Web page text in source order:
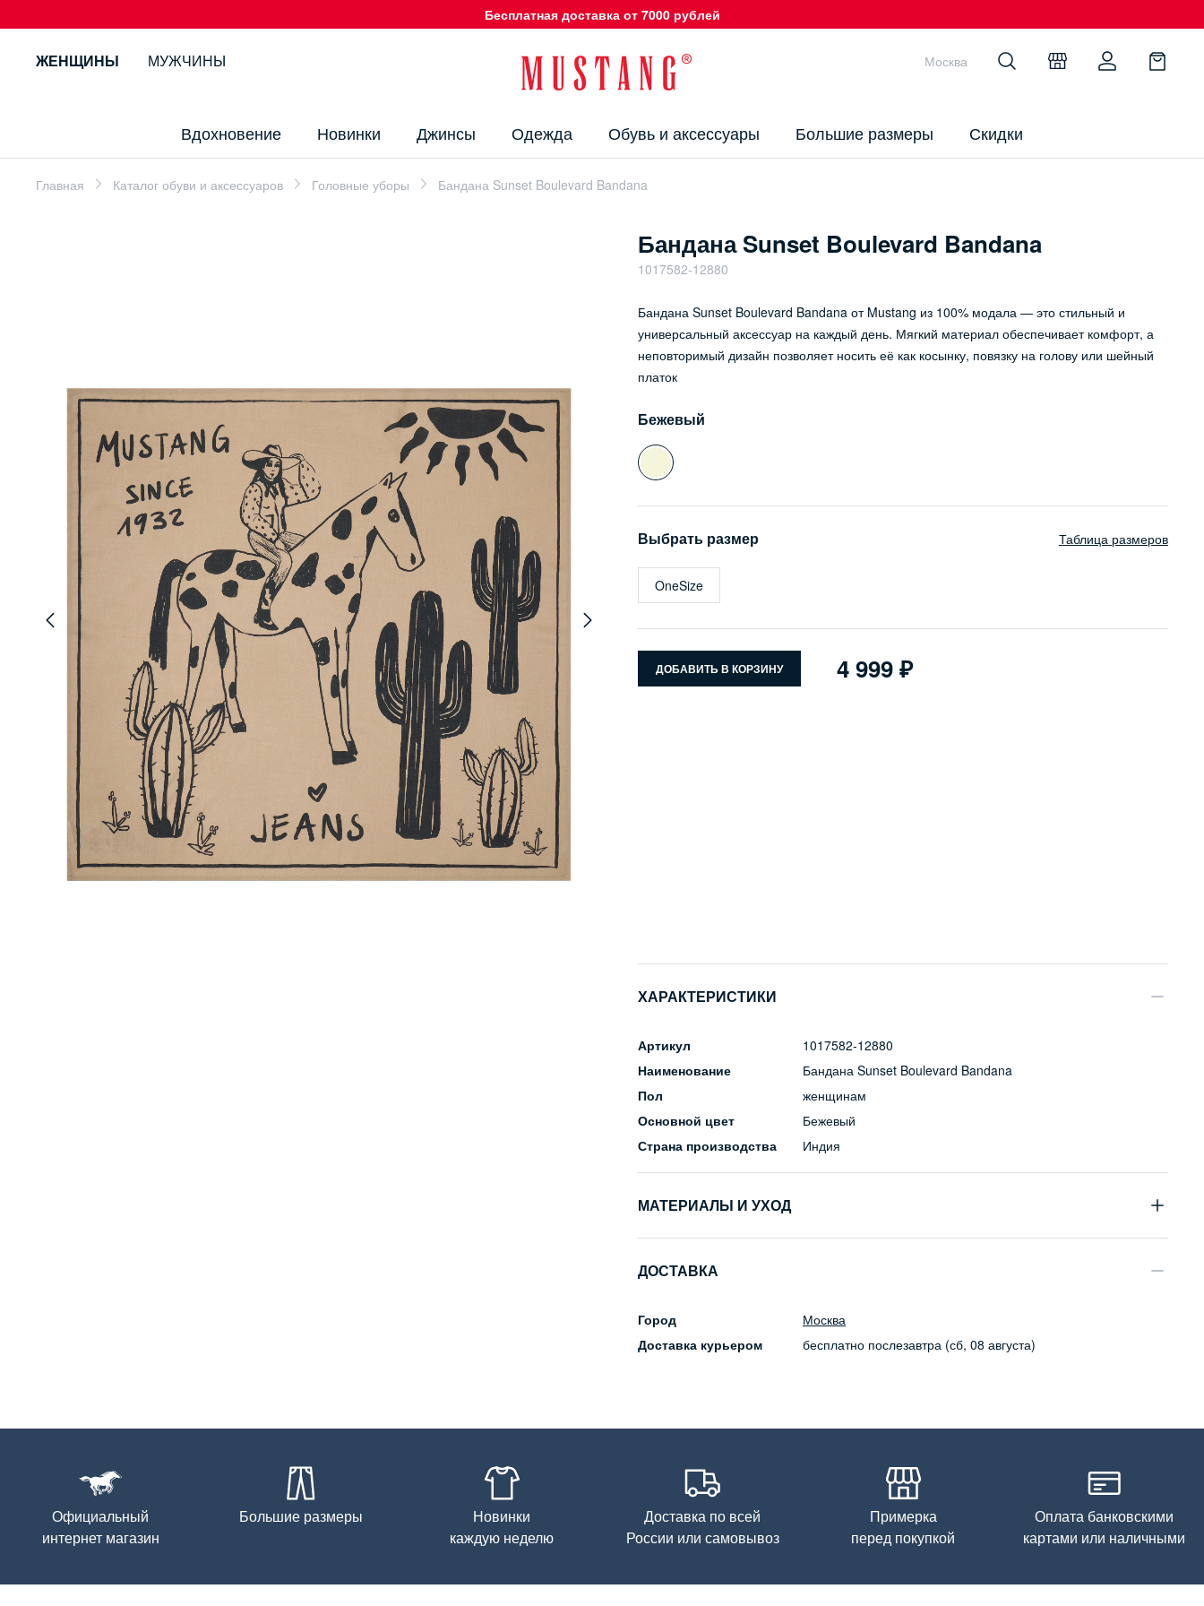
Бесплатная доставка от 7000 рублей
ЖЕНЩИНЫ МУЖЧИНЫ
Вдохновение Новинки Джинсы Одежда Обувь и аксессуары Большие размеры Скидки
Москва
Главная Каталог обуви и аксессуаров Головные уборы Бандана Sunset Boulevard Bandana
Бандана Sunset Boulevard Bandana
1017582-12880
Бандана Sunset Boulevard Bandana от Mustang из 100% модала — это стильный и
универсальный аксессуар на каждый день. Мягкий материал обеспечивает комфорт, а
неповторимый дизайн позволяет носить её как косынку, повязку на голову или шейный
платок
Бежевый
Выбрать размер Таблица размеров
OneSize
ДОБАВИТЬ В КОРЗИНУ 4 999
ХАРАКТЕРИСТИКИ
Артикул
1017582-12880
Наименование
Бандана Sunset Boulevard Bandana
Пол
женщинам
Основной цвет
Бежевый
Страна производства
Индия
МАТЕРИАЛЫ И УХОД
Уход за изделием
запрещена
ДОСТАВКА
Город
Москва
Доставка курьером
бесплатно послезавтра (сб, 08 августа)
Официальный
интернет магазин
Большие размеры
Новинки
каждую неделю
Доставка по всей
России или самовывоз
Примерка
перед покупкой
Оплата банковскими
картами или наличными